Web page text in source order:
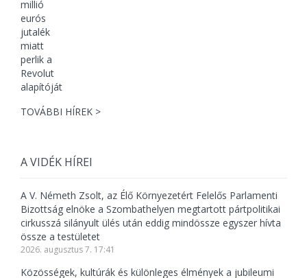
TOVÁBBI HÍREK >
A VIDÉK HÍREI
A V. Németh Zsolt, az Élő Környezetért Felelős Parlamenti
Bizottság elnöke a Szombathelyen megtartott pártpolitikai
cirkusszá silányult ülés után eddig mindössze egyszer hívta
össze a testületet
2026. augusztus 7. 17:41
Közösségek, kultúrák és különleges élmények a jubileumi